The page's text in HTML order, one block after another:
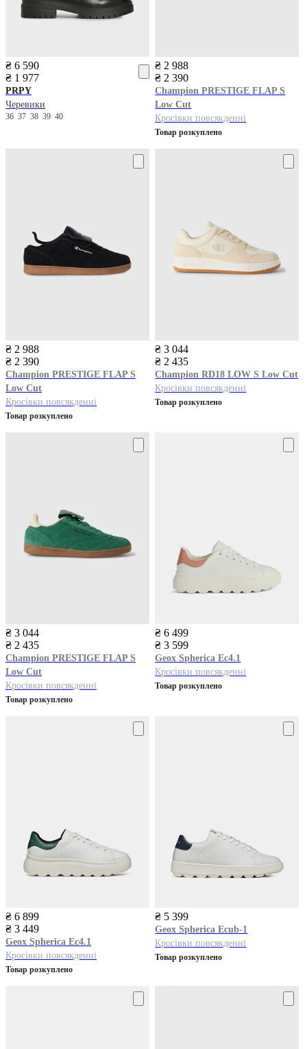
₴ 6 590
₴ 1 977
PRPY
Черевики
36 37 38 39 40
₴ 2 988
₴ 2 390
Champion PRESTIGE FLAP S
Low Cut
Кросівки повсякденні
Товар розкуплено
₴ 2 988
₴ 2 390
Champion PRESTIGE FLAP S
Low Cut
Кросівки повсякденні
Товар розкуплено
₴ 3 044
₴ 2 435
Champion RD18 LOW S Low Cut
Кросівки повсякденні
Товар розкуплено
₴ 3 044
₴ 2 435
Champion PRESTIGE FLAP S
Low Cut
Кросівки повсякденні
Товар розкуплено
₴ 6 499
₴ 3 599
Geox Spherica Ec4.1
Кросівки повсякденні
Товар розкуплено
₴ 6 899
₴ 3 449
Geox Spherica Ec4.1
Кросівки повсякденні
Товар розкуплено
₴ 5 399
Geox Spherica Ecub-1
Кросівки повсякденні
Товар розкуплено